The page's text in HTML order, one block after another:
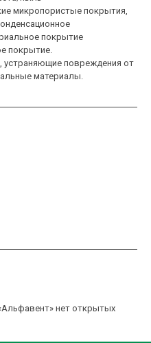
микропористые покрытия,
покрытие
покрытие.
устраняющие повреждения от
материалы.
нет открытых